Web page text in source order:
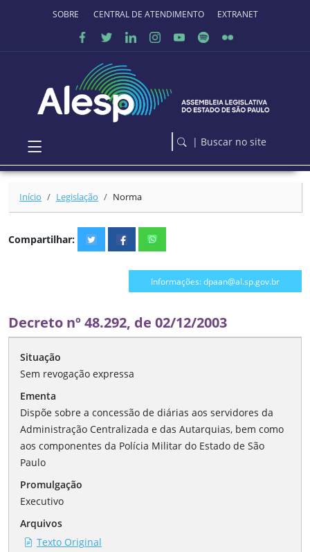
Ir para o conteúdo principal
SOBRE O PORTALCENTRAL DE ATENDIMENTO EXTRANET
| Buscar no site
Início Legislação Norma
Compartilhar:
Informações: dpaan@al.sp.gov.br
Decreto nº 48.292, de 02/12/2003
Situação
Sem revogação expressa
Ementa
Dispõe sobre a concessão de diárias aos servidores da
Administração Centralizada e das Autarquias, bem como
aos componentes da Polícia Militar do Estado de São
Paulo
Promulgação
Executivo
Arquivos
Texto Original